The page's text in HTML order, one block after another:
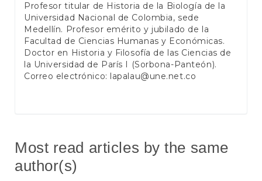
Profesor titular de Historia de la Biología de la
Universidad Nacional de Colombia, sede
Medellín. Profesor emérito y jubilado de la
Facultad de Ciencias Humanas y Económicas.
Doctor en Historia y Filosofía de las Ciencias de
la Universidad de París I (Sorbona-Panteón).
Correo electrónico: lapalau@une.net.co
Most read articles by the same
author(s)